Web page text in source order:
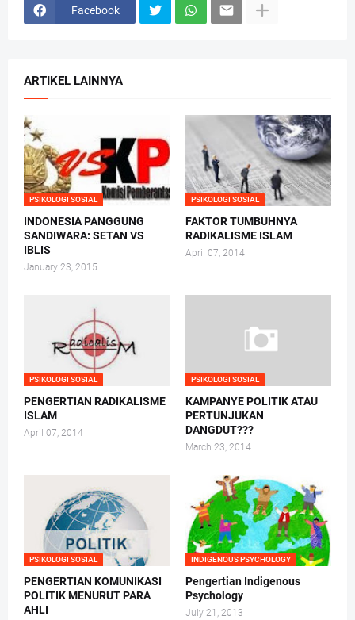
Facebook
ARTIKEL LAINNYA
PSIKOLOGI SOSIAL
INDONESIA PANGGUNG
SANDIWARA: SETAN VS
IBLIS
January 23, 2015
PSIKOLOGI SOSIAL
FAKTOR TUMBUHNYA
RADIKALISME ISLAM
April 07, 2014
PSIKOLOGI SOSIAL
PENGERTIAN RADIKALISME
ISLAM
April 07, 2014
PSIKOLOGI SOSIAL
KAMPANYE POLITIK ATAU
PERTUNJUKAN
DANGDUT???
March 23, 2014
PSIKOLOGI SOSIAL
PENGERTIAN KOMUNIKASI
POLITIK MENURUT PARA
AHLI
INDIGENOUS PSYCHOLOGY
Pengertian Indigenous
Psychology
July 21, 2013